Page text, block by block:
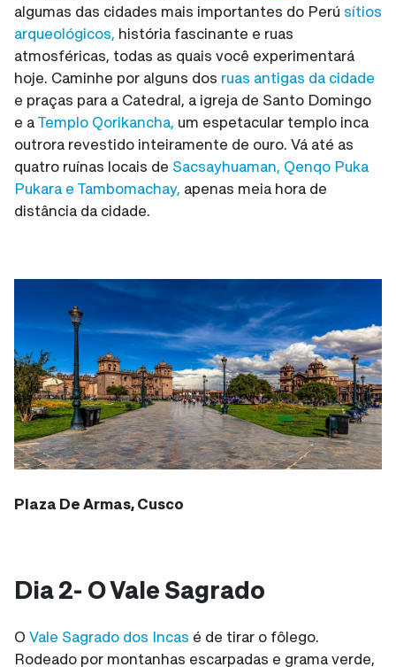
algumas das cidades mais importantes do Perú sítios
arqueológicos, história fascinante e ruas
atmosféricas, todas as quais você experimentará
hoje. Caminhe por alguns dos ruas antigas da cidade
e praças para a Catedral, a igreja de Santo Domingo
e aTemplo Qorikancha, um espetacular templo inca
outrora revestido inteiramente de ouro. Vá até as
quatro ruínas locais de Sacsayhuaman, Qenqo Puka
Pukara e Tambomachay, apenas meia hora de
distância da cidade.
Plaza De Armas, Cusco
Dia 2- O Vale Sagrado
O Vale Sagrado dos Incas é de tirar o fôlego.
Rodeado por montanhas escarpadas e grama verde,